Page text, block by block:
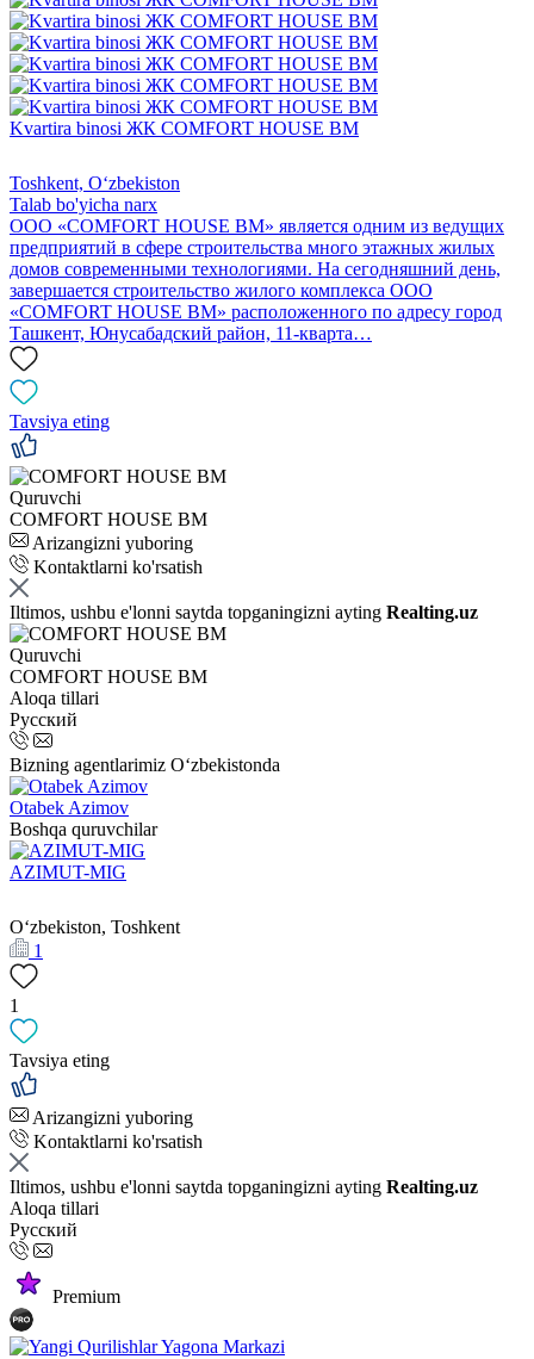
Kvartira binosi ЖК СOMFORT HOUSE BM
Toshkent, Oʻzbekiston
Talab bo'yicha narx
ООО «СOMFORT HOUSE ВМ» является одним из ведущих
предприятий в сфере строительства много этажных жилых
домов современными технологиями. На сегодняшний день,
завершается строительство жилого комплекса OOO
«СOMFORT HOUSE BM» расположенного по адресу город
Ташкент, Юнусабадский район, 11-кварта…
Tavsiya eting
Quruvchi
СOMFORT HOUSE ВМ
Arizangizni yuboring
Kontaktlarni ko'rsatish
Iltimos, ushbu e'lonni saytda topganingizni ayting Realting.uz
Quruvchi
СOMFORT HOUSE ВМ
Aloqa tillari
Русский
Bizning agentlarimiz O‘zbekistonda
Otabek Azimov
Boshqa quruvchilar
AZIMUT-MIG
Oʻzbekiston, Toshkent
1
1
Tavsiya eting
Arizangizni yuboring
Kontaktlarni ko'rsatish
Iltimos, ushbu e'lonni saytda topganingizni ayting Realting.uz
Aloqa tillari
Русский
Premium